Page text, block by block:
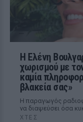
Η Ελένη
χωρισμού με
καμία
βλακεία σας»
Η παραγωγός
να διαψεύσει όσα
ΧΤΕΣ